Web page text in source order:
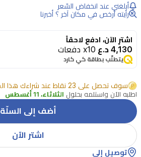
السرعة
6500
في
الدقيقة
التشغيل:
من
أبلغني عند انخفاض السّعر
رأيته أرخص في مكان آخر ؟ أخبرنا
اشترِ الآن، ادفع لاحقاً
4,130 د.ع x10 دفعات
يتطلّب بطاقة كي كارد
سوف تحصل على 23 نقاط عند شراءك هذا المنتج
اطلبه الآن واستلمه بحلول الثلاثاء، 11 أغسطس
أضف إلى السلّة
اشتر الآن
توصيل إلى